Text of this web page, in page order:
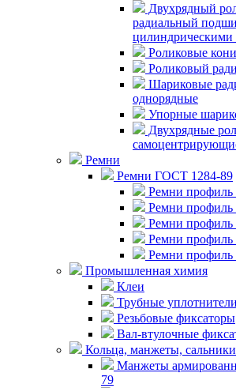
Двухрядный
радиальный
цилиндрическими
Роликовые
Роликовый
Шариковые
однорядные
Упорные
Двухрядные
Ремни
Ремни ГОСТ 1284-89
Ремни профиль
Ремни профиль
Ремни
Ремни
Ремни
Промышленная химия
Клеи
Трубные уплотнители
Резьбовые фиксаторы
Вал-втулочные
Кольца, манжеты, сальники
Манжеты
79